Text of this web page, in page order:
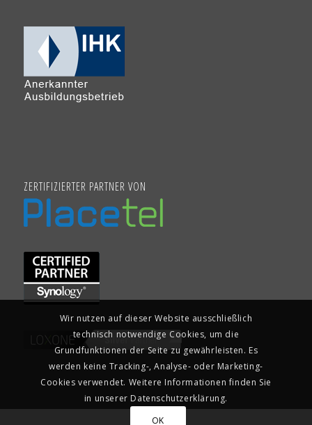
ZERTIFIZIERTER PARTNER VON
Wir nutzen auf dieser Website ausschließlich
technisch notwendige Cookies, um die
Grundfunktionen der Seite zu gewährleisten. Es
werden keine Tracking-, Analyse- oder Marketing-
Cookies verwendet. Weitere Informationen finden Sie
in unserer Datenschutzerklärung.
OK